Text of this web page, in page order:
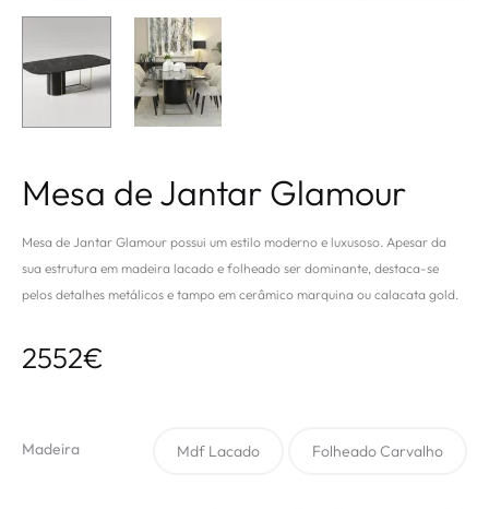
Mesa de Jantar Glamour
Mesa de Jantar Glamour possui um estilo moderno e luxusoso. Apesar da
sua estrutura em madeira lacado e folheado ser dominante, destaca-se
pelos detalhes metálicos e tampo em cerâmico marquina ou calacata gold.
2552€
Madeira Mdf Lacado Folheado Carvalho